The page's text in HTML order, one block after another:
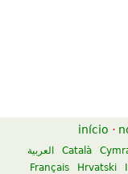
Percussion, Marimba
Alfred Music Publishing
início ·
العربية Català
Français
Hrvatski